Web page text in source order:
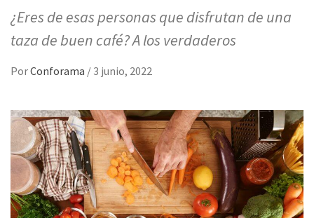
¿Eres de esas personas que disfrutan de una
taza de buen café? A los verdaderos
PorConforama / 3 junio, 2022